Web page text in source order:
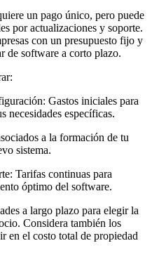
un pago único, pero puede
por actualizaciones y soporte.
con un presupuesto fijo y
de software a corto plazo.
Gastos iniciales para
necesidades específicas.
a la formación de tu
sistema.
Tarifas continuas para
óptimo del software.
a largo plazo para elegir la
Considera también los
en el costo total de propiedad